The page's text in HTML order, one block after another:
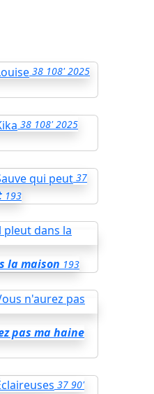
38 108' 2025
38 108' 2025
37
193
la maison 193
pas ma haine
37 90'